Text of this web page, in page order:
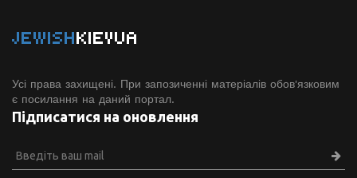
JEWISHKIEVUA
Усі права захищені. При запозиченні матеріалів обов'язковим
є посилання на даний портал.
Підписатися на оновлення